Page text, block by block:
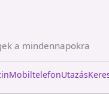
a mindennapokra
MobiltelefonUtazás